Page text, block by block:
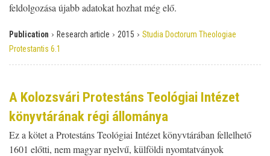
feldolgozása újabb adatokat hozhat még elő.
Publication › Research article › 2015 › Studia Doctorum Theologiae
Protestantis 6.1
A Kolozsvári Protestáns Teológiai Intézet
könyvtárának régi állománya
Ez a kötet a Protestáns Teológiai Intézet könyvtárában fellelhető
1601 előtti, nem magyar nyelvű, külföldi nyomtatványok